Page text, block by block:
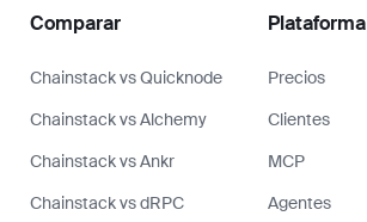
Comparar
Chainstack vs Quicknode
Chainstack vs Alchemy
Chainstack vs Ankr
Chainstack vs dRPC
Plataforma
Precios
Clientes
MCP
Agentes